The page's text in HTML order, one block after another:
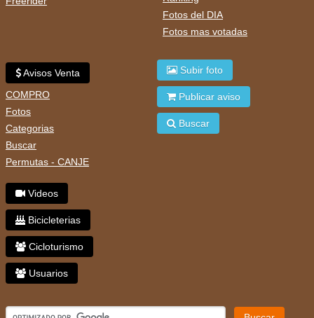
Fotos del DIA
Fotos mas votadas
Avisos Venta
COMPRO
Fotos
Categorias
Buscar
Permutas - CANJE
Videos
Bicicleterias
Cicloturismo
Usuarios
Subir foto
Publicar aviso
Buscar